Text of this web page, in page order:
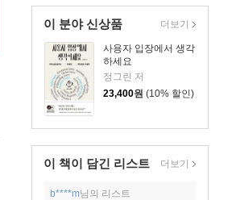
이 분야 신상품
사용자 입장에서 생각
하세요
정그린 저
23,400원 (10% 할인)
더보기
이 책이 담긴 리스트 더보기
b****m님의 리스트